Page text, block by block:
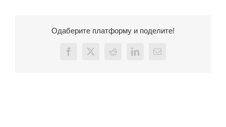
Одаберите платформу и поделите!
Facebook
X Reddit LinkedInEmail